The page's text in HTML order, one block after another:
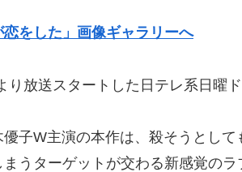
恋をした」画像ギャラリーへ
り放送スタートした日テレ系日曜
子W主演の本作は、殺そうとし
うターゲットが交わる新感覚のラ